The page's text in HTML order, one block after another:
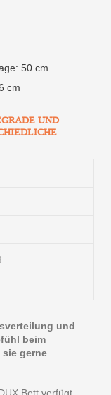
50 cm
cm
UND
und
beim
sie gerne
Bett verfügt